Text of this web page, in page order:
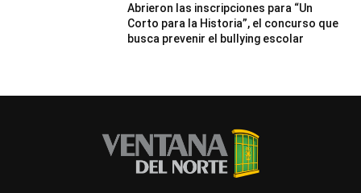
Abrieron las inscripciones para “Un
Corto para la Historia”, el concurso que
busca prevenir el bullying escolar